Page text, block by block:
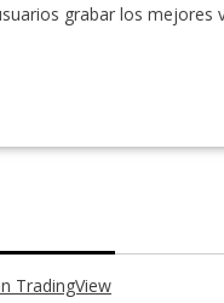
grabar los mejores
TradingView